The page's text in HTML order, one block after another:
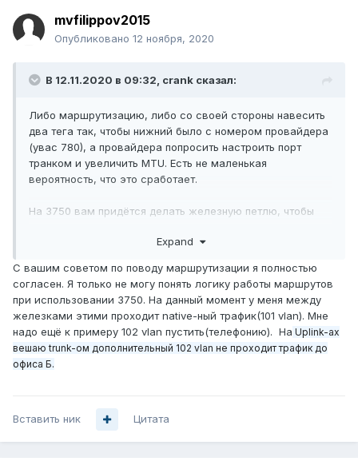
mvfilippov2015
Опубликовано 12 ноября, 2020
В 12.11.2020 в 09:32, crank сказал:
Либо маршрутизацию, либо со своей стороны навесить
два тега так, чтобы нижний было с номером провайдера
(увас 780), а провайдера попросить настроить порт
транком и увеличить MTU. Есть не маленькая
вероятность, что это сработает.
На 3750 вам придётся делать железную петлю, чтобы
маршрутизации, если нет жесткой необходимости
именно в L2.
Expand
С вашим советом по поводу маршрутизации я полностью
согласен. Я только не могу понять логику работы маршрутов
при использовании 3750. На данный момент у меня между
железками этими проходит native-ный трафик(101 vlan). Мне
надо ещё к примеру 102 vlan пустить(телефонию). На Uplink-ах
вешаю trunk-ом дополнительный 102 vlan не проходит трафик до
офиса Б.
Вставить ник Цитата